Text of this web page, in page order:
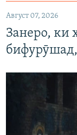
Август 07, 2026
Занеро, ки